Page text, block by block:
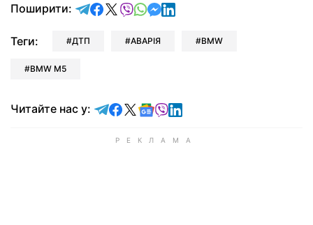
Поширити: відправити у Telegram
поділитись у Facebook
поділитись у X
відправити у Viber
відправити у Whatsapp
відправити у Messenger
відправити у LinkedIn
Теги: ДТП АВАРІЯ BMW
BMW M5
Читайте нас у: Читайте у Telegram
Читайте у Facebook
Читайте у X
Читайте у Google news
Читайте у Viber
Читайте у LinkedIn